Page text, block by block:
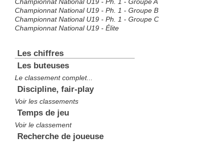
Championnat National U19 - Ph. 1 - Groupe A
Championnat National U19 - Ph. 1 - Groupe B
Championnat National U19 - Ph. 1 - Groupe C
Championnat National U19 - Élite
Les chiffres
Les buteuses
Le classement complet...
Discipline, fair-play
Voir les classements
Temps de jeu
Voir le classement
Recherche de joueuse